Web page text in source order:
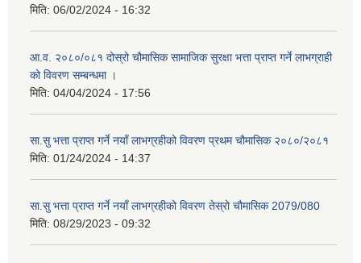
मिति: 06/02/2024 - 16:32
आ.व. २०८०/०८१ दोस्रो चौमासिक सामाजिक सुरक्षा भत्ता प्राप्त गर्ने लाभग्राही
को विवरण सम्बन्धमा ।
मिति: 04/04/2024 - 17:56
सा.सु भत्ता प्राप्त गर्ने नयाँ लाभग्रहीको विवरण प्रथम चौमासिक २०८०/२०८१
मिति: 01/24/2024 - 14:37
सा.सु भत्ता प्राप्त गर्ने नयाँ लाभग्रहीको विवरण तेस्रो चौमासिक 2079/080
मिति: 08/29/2023 - 09:32